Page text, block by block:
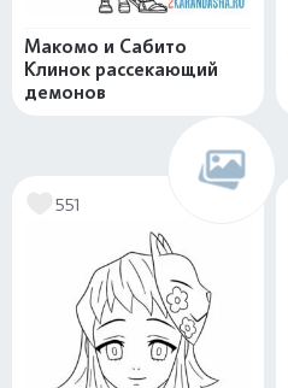
Макомо и Сабито
Клинок рассекающий
демонов
551